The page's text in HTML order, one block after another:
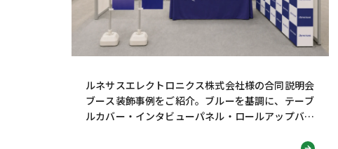
ルネサスエレクトロニクス株式会社様の合同説明会
ブース装飾事例をご紹介。ブルーを基調に、テーブ
ルカバー・インタビューパネル・ロールアップバナ